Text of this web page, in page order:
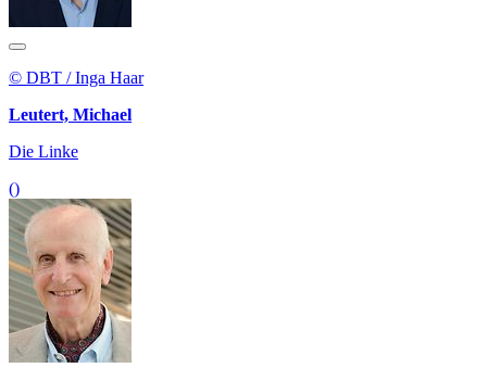
© DBT / Inga Haar
Leutert, Michael
Die Linke
()